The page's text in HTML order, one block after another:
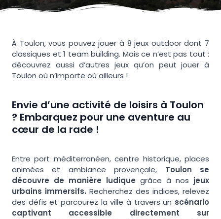
À Toulon, vous pouvez jouer à 8 jeux outdoor dont 7
classiques et 1 team building. Mais ce n’est pas tout :
découvrez aussi d’autres jeux qu’on peut jouer à
Toulon où n’importe où ailleurs !
Envie d’une activité de loisirs à Toulon
? Embarquez pour une aventure au
cœur de la rade !
Entre port méditerranéen, centre historique, places
animées et ambiance provençale, Toulon se
découvre de manière ludique grâce à nos jeux
urbains immersifs. Recherchez des indices, relevez
des défis et parcourez la ville à travers un scénario
captivant accessible directement sur